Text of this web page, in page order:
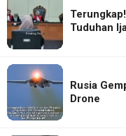
Tuduhan
Rusia
Drone